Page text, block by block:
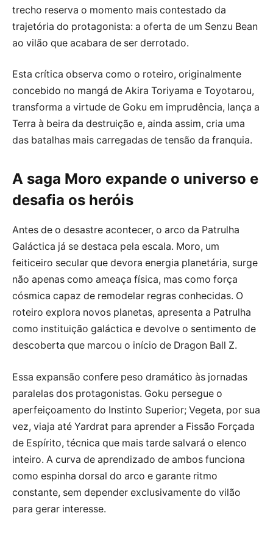
trecho reserva o momento mais contestado da
trajetória do protagonista: a oferta de um Senzu Bean
ao vilão que acabara de ser derrotado.
Esta crítica observa como o roteiro, originalmente
concebido no mangá de Akira Toriyama e Toyotarou,
transforma a virtude de Goku em imprudência, lança a
Terra à beira da destruição e, ainda assim, cria uma
das batalhas mais carregadas de tensão da franquia.
A saga Moro expande o universo e
desafia os heróis
Antes de o desastre acontecer, o arco da Patrulha
Galáctica já se destaca pela escala. Moro, um
feiticeiro secular que devora energia planetária, surge
não apenas como ameaça física, mas como força
cósmica capaz de remodelar regras conhecidas. O
roteiro explora novos planetas, apresenta a Patrulha
como instituição galáctica e devolve o sentimento de
descoberta que marcou o início de Dragon Ball Z.
Essa expansão confere peso dramático às jornadas
paralelas dos protagonistas. Goku persegue o
aperfeiçoamento do Instinto Superior; Vegeta, por sua
vez, viaja até Yardrat para aprender a Fissão Forçada
de Espírito, técnica que mais tarde salvará o elenco
inteiro. A curva de aprendizado de ambos funciona
como espinha dorsal do arco e garante ritmo
constante, sem depender exclusivamente do vilão
para gerar interesse.